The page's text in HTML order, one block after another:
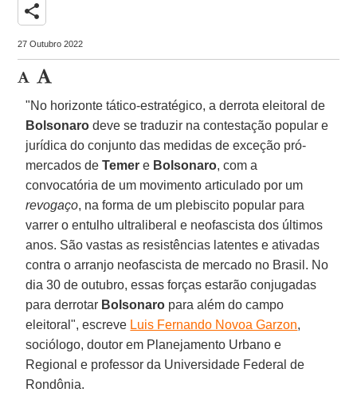
share
27 Outubro 2022
"No horizonte tático-estratégico, a derrota eleitoral de
Bolsonaro deve se traduzir na contestação popular e
jurídica do conjunto das medidas de exceção pró-
mercados deTemer e Bolsonaro, com a
convocatória de um movimento articulado por um
revogaço, na forma de um plebiscito popular para
varrer o entulho ultraliberal e neofascista dos últimos
anos. São vastas as resistências latentes e ativadas
contra o arranjo neofascista de mercado no Brasil. No
dia 30 de outubro, essas forças estarão conjugadas
para derrotar Bolsonaro para além do campo
eleitoral", escreve Luis Fernando Novoa Garzon,
sociólogo, doutor em Planejamento Urbano e
Regional e professor da Universidade Federal de
Rondônia.